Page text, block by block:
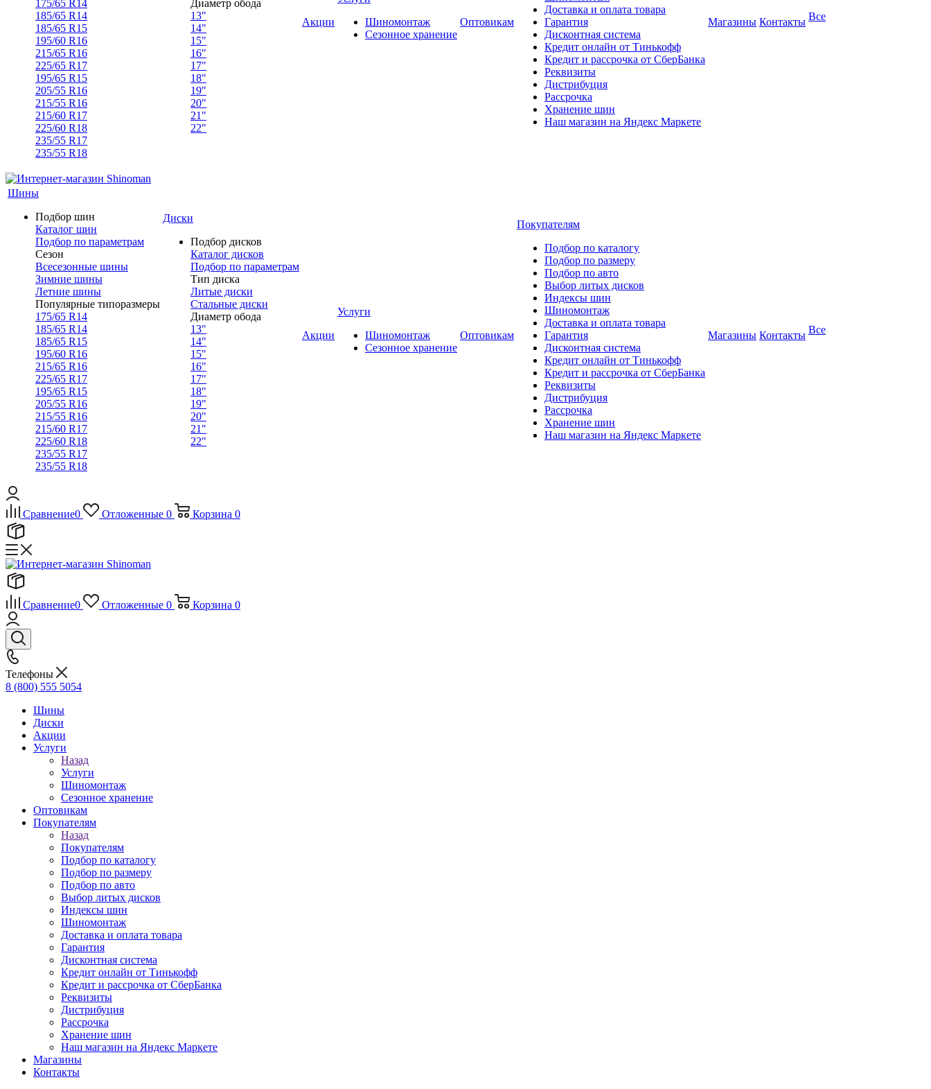
175/65 R14
185/65 R14
185/65 R15
195/60 R16
215/65 R16
225/65 R17
195/65 R15
205/55 R16
215/55 R16
215/60 R17
225/60 R18
235/55 R17
235/55 R18
Диаметр обода
13"
14"
15"
16"
17"
18"
19"
20"
21"
22"
Акции
Шиномонтаж
Сезонное хранение
Оптовикам
Доставка и оплата товара
Гарантия
Дисконтная система
Кредит онлайн от Тинькофф
Кредит и рассрочка от СберБанка
Реквизиты
Дистрибуция
Рассрочка
Хранение шин
Наш магазин на Яндекс Маркете
Магазины Контакты Все
Шины
Подбор шин
Каталог шин
Подбор по параметрам
Сезон
Всесезонные шины
Зимние шины
Летние шины
Популярные типоразмеры
175/65 R14
185/65 R14
185/65 R15
195/60 R16
215/65 R16
225/65 R17
195/65 R15
205/55 R16
215/55 R16
215/60 R17
225/60 R18
235/55 R17
235/55 R18
Диски
Подбор дисков
Каталог дисков
Подбор по параметрам
Тип диска
Литые диски
Стальные диски
Диаметр обода
13"
14"
15"
16"
17"
18"
19"
20"
21"
22"
Акции
Услуги
Шиномонтаж
Сезонное хранение
Оптовикам
Покупателям
Подбор по каталогу
Подбор по размеру
Подбор по авто
Выбор литых дисков
Индексы шин
Шиномонтаж
Доставка и оплата товара
Гарантия
Дисконтная система
Кредит онлайн от Тинькофф
Кредит и рассрочка от СберБанка
Реквизиты
Дистрибуция
Рассрочка
Хранение шин
Наш магазин на Яндекс Маркете
Магазины Контакты Все
Сравнение0 Отложенные 0 Корзина 0
Сравнение0 Отложенные 0 Корзина 0
Телефоны
8 (800) 555 5054
Шины
Диски
Акции
Услуги
Назад
Услуги
Шиномонтаж
Сезонное хранение
Оптовикам
Покупателям
Назад
Покупателям
Подбор по каталогу
Подбор по размеру
Подбор по авто
Выбор литых дисков
Индексы шин
Шиномонтаж
Доставка и оплата товара
Гарантия
Дисконтная система
Кредит онлайн от Тинькофф
Кредит и рассрочка от СберБанка
Реквизиты
Дистрибуция
Рассрочка
Хранение шин
Наш магазин на Яндекс Маркете
Магазины
Контакты